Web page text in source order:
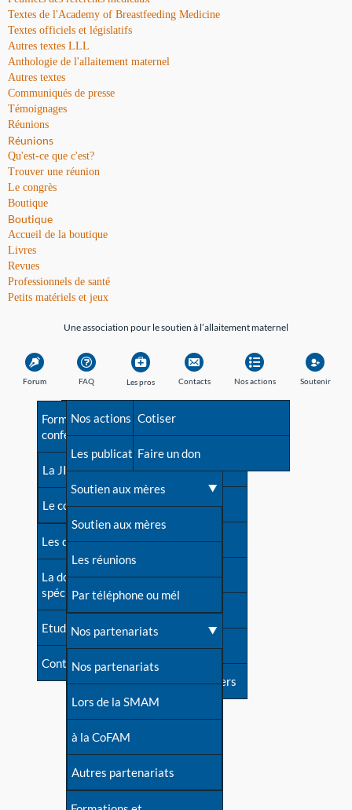
Textes de l'Academy of Breastfeeding Medicine
Textes officiels et législatifs
Autres textes LLL
Anthologie de l'allaitement maternel
Autres textes
Communiqués de presse
Témoignages
Réunions
Réunions
Qu'est-ce que c'est?
Trouver une réunion
Le congrès
Boutique
Boutique
Accueil de la boutique
Livres
Revues
Professionnels de santé
Petits matériels et jeux
Une association pour le soutien à l’allaitement maternel
Forum FAQ
Avant la naissance
Les débuts
Une difficulté d'allaitement ?
Cas particuliers
Mythes et vérités
Devenir animatrice ?
Une question sur le site
Les pros
Formations et
conférences
La JIA
Le congrès
Les dossiers de l'allaitement
La documentation
spécialisée
Etudes récentes
Contact
Contacts
Besoin d'aide?
Répertoire de tous les
contacts
Contact presse
Dossier de presse
Soutenir LLL
Livre d'or
Forum
S'inscrire à nos newsletters
Nos actions
Nos actions
Les publications
Soutien aux mères
Soutien aux mères
Les réunions
Par téléphone ou mél
Nos partenariats
Nos partenariats
Lors de la SMAM
à la CoFAM
Autres partenariats
Soutenir
Cotiser
Faire un don